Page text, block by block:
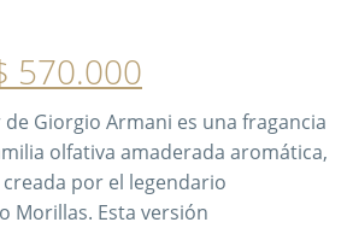
570.000
de Giorgio Armani es una fragancia
olfativa amaderada aromática,
creada por el legendario
Morillas. Esta versión